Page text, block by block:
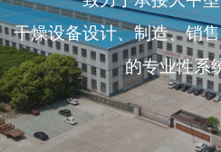
干燥设备设计、制造、销
的专业性系